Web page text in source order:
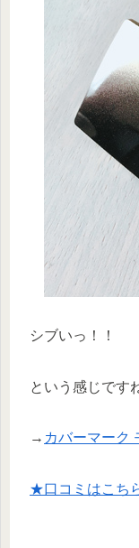
シブいっ！！
という感じです
→ カバーマーク
★口コミはこち